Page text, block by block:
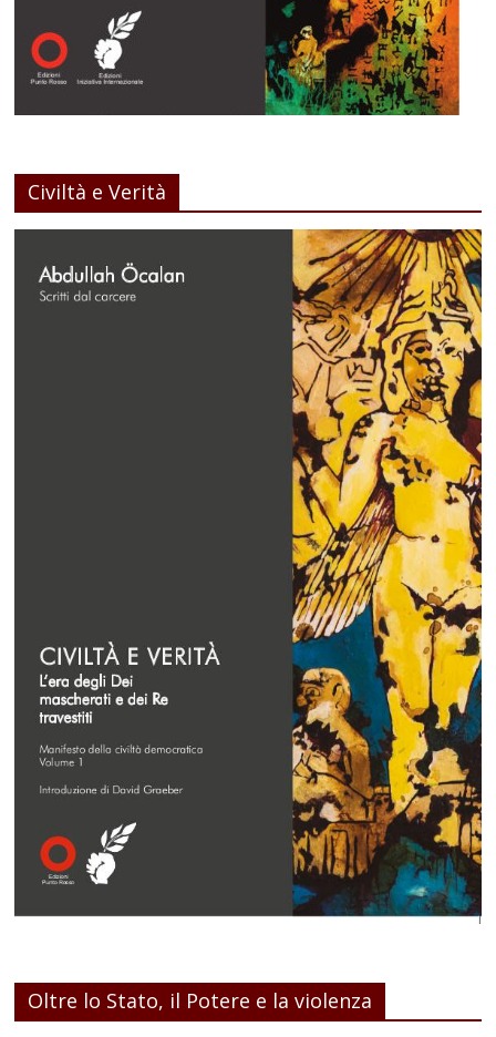
Civiltà e Verità
Oltre lo Stato, il Potere e la violenza